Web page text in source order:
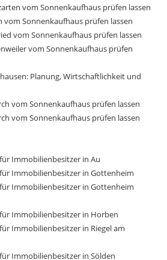
vom Sonnenkaufhaus prüfen lassen
vom Sonnenkaufhaus prüfen lassen
vom Sonnenkaufhaus prüfen lassen
vom Sonnenkaufhaus prüfen
Planung, Wirtschaftlichkeit und
vom Sonnenkaufhaus prüfen lassen
vom Sonnenkaufhaus prüfen lassen
Immobilienbesitzer in Au
Immobilienbesitzer in Gottenheim
Immobilienbesitzer in Gottenheim
Immobilienbesitzer in Horben
Immobilienbesitzer in Riegel am
Immobilienbesitzer in Sölden